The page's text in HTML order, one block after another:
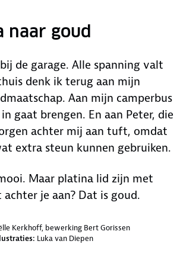
naar goud
de garage. Alle spanning valt
denk ik terug aan mijn
Aan mijn camperbus
gaat brengen. En aan Peter, die
achter mij aan tuft, omdat
extra steun kunnen gebruiken.
Maar platina lid zijn met
achter je aan? Dat is goud.
Kerkhoff, bewerking Bert Gorissen
Luka van Diepen